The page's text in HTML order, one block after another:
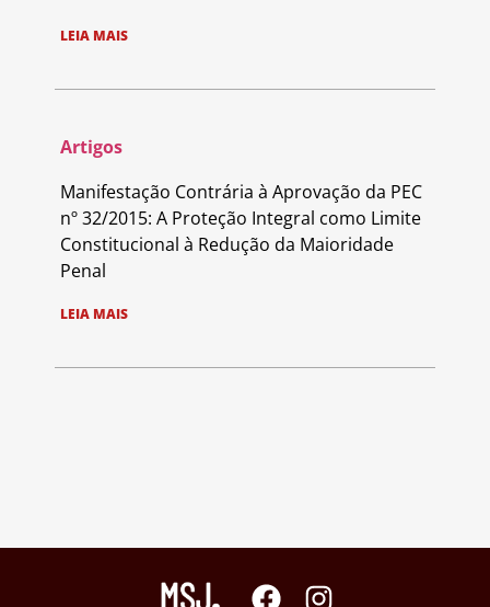
LEIA MAIS
Artigos
Manifestação Contrária à Aprovação da PEC
nº 32/2015: A Proteção Integral como Limite
Constitucional à Redução da Maioridade
Penal
LEIA MAIS